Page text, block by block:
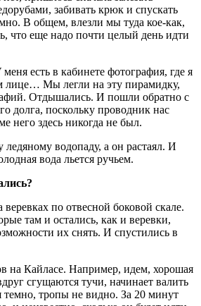
забивать крюк и спускать
В общем, влезли мы туда кое-как,
что еще надо почти целый день идти
есть в кабинете фотография, где я
лице… Мы легли на эту пирамидку,
Отдышались. И пошли обратно с
долга, поскольку проводник нас
него здесь никогда не был.
водопаду, а он растаял. И
вода льется ручьем.
по отвесной боковой скале.
там и остались, как и веревки,
их снять. И спустились в
на Кайласе. Например, идем, хорошая
сгущаются тучи, начинает валить
темно, тропы не видно. За 20 минут